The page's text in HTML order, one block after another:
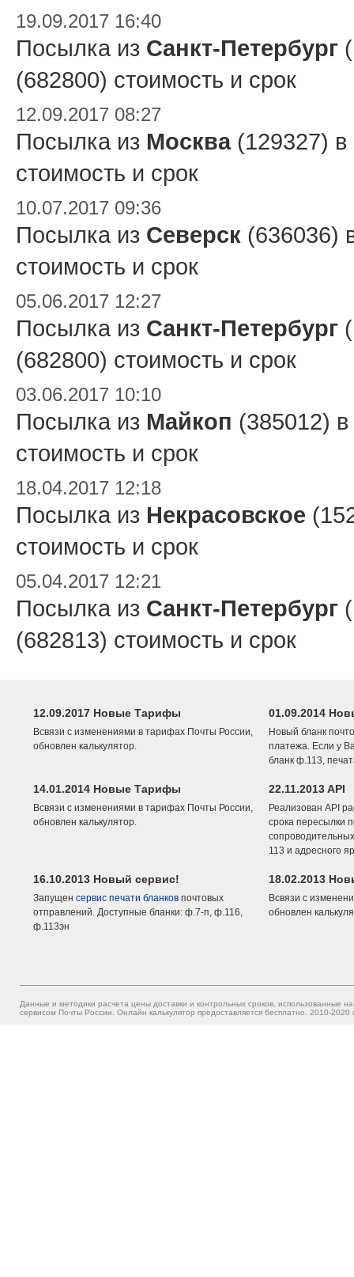
19.09.2017 16:40
Посылка из Санкт-Петербург
(682800) стоимость и срок
12.09.2017 08:27
Посылка из Москва(129327) в
стоимость и срок
10.07.2017 09:36
Посылка из Северск (636036)
стоимость и срок
05.06.2017 12:27
Посылка из Санкт-Петербург
(682800) стоимость и срок
03.06.2017 10:10
Посылка из Майкоп (385012) в
стоимость и срок
18.04.2017 12:18
Посылка из Некрасовское
стоимость и срок
05.04.2017 12:21
Посылка из Санкт-Петербург
(682813) стоимость и срок
12.09.2017 Новые Тарифы
Всвязи с изменениями в тарифах Почты России,
обновлен калькулятор.
01.09.2014
Новый бланк
платежа. Если у
бланк ф.113,
14.01.2014 Новые Тарифы
Всвязи с изменениями в тарифах Почты России,
обновлен калькулятор.
22.11.2013 API
Реализован API
срока пересылки
113 и адресного
16.10.2013 Новый сервис!
Запущен сервис печати бланков почтовых
отправлений. Доступные бланки: ф.7-п, ф.116,
ф.113эн
18.02.2013
Всвязи с
обновлен
Данные и методики расчета цены доставки и контрольных сроков, использованные
сервисом Почты России. Онлайн калькулятор предоставляется бесплатно. 2010-2020